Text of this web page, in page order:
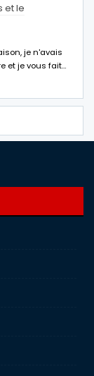
et le
je n'avais
et je vous fait…